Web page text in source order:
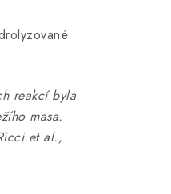
reakcí byla
masa.
et al.,